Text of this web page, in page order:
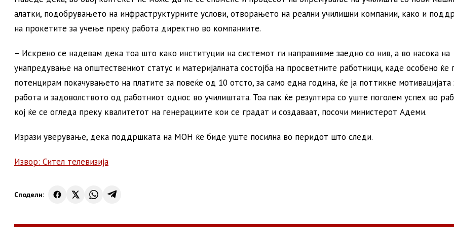
алатки, подобрувањето на инфраструктурните услови, отворањето на реални училишни компании, како и
на прокетите за учење преку работа директно во компаниите.
– Искрено се надевам дека тоа што како институции на системот ги направивме заедно со нив, а во насока на
унапредување на општествениот статус и материјалната состојба на просветните работници, каде особено ќе
потенцирам покачувањето на платите за повеќе од 10 отсто, за само една година, ќе ја поттикне мотивацијата
работа и задоволството од работниот однос во училиштата. Тоа пак ќе резултира со уште поголем успех во
кој ќе се огледа преку квалитетот на генерациите кои се градат и создаваат, посочи министерот Адеми.
Изрази уверување, дека поддршката на МОН ќе биде уште посилна во перидот што следи.
Извор: Сител телевизија
Сподели: